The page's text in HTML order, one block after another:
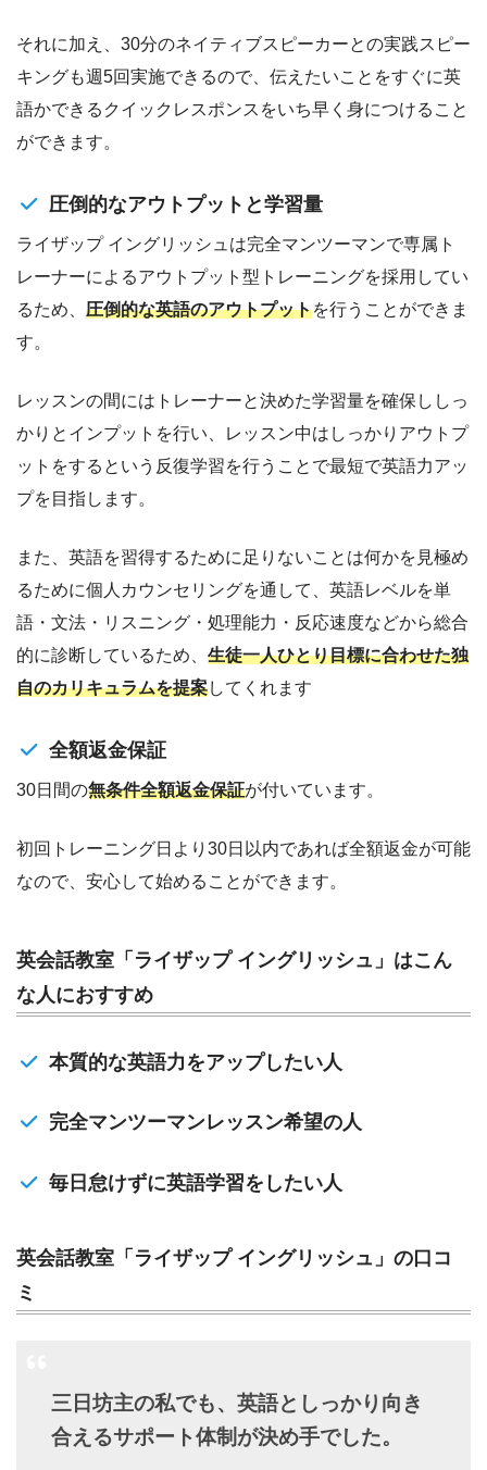
それに加え、30分のネイティブスピーカーとの実践スピー
キングも週5回実施できるので、伝えたいことをすぐに英
語かできるクイックレスポンスをいち早く身につけること
ができます。
圧倒的なアウトプットと学習量
ライザップ イングリッシュは完全マンツーマンで専属ト
レーナーによるアウトプット型トレーニングを採用してい
るため、 圧倒的な英語のアウトプットを行うことができま
す。
レッスンの間にはトレーナーと決めた学習量を確保ししっ
かりとインプットを行い、レッスン中はしっかりアウトプ
ットをするという反復学習を行うことで最短で英語力アッ
プを目指します。
また、英語を習得するために足りないことは何かを見極め
るために個人カウンセリングを通して、英語レベルを単
語・文法・リスニング・処理能力・反応速度などから総合
的に診断しているため、 生徒一人ひとり目標に合わせた独
自のカリキュラムを提案してくれます
全額返金保証
30日間の無条件全額返金保証が付いています。
初回トレーニング日より30日以内であれば全額返金が可能
なので、安心して始めることができます。
英会話教室「ライザップ イングリッシュ」はこん
な人におすすめ
本質的な英語力をアップしたい人
完全マンツーマンレッスン希望の人
毎日怠けずに英語学習をしたい人
英会話教室「ライザップ イングリッシュ」の口コ
ミ
三日坊主の私でも、英語としっかり向き
合えるサポート体制が決め手でした。